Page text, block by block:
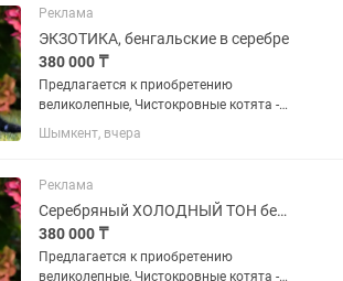
красотки . Отлично знают лоток....
Реклама
ЭКЗОТИКА, бенгальские в серебре
380 000 ₸
Предлагается к приобретению
великолепные, Чистокровные котята -
БЕНГАЛЬСКОЙ породы! Серебряного
окраса словно снежный барс! -
красотки . Отлично знают лоток....
Шымкент, вчера
Реклама
Серебряный ХОЛОДНЫЙ ТОН бенгальские котята
380 000 ₸
Предлагается к приобретению
великолепные, Чистокровные котята -